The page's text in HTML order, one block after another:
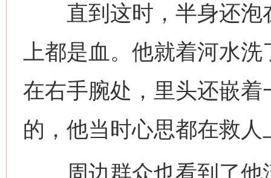
直到这时，半身还泡
上都是血。他就着河水
在右手腕处，里头还嵌
的，他当时心思都在救
周边群众也看到了他